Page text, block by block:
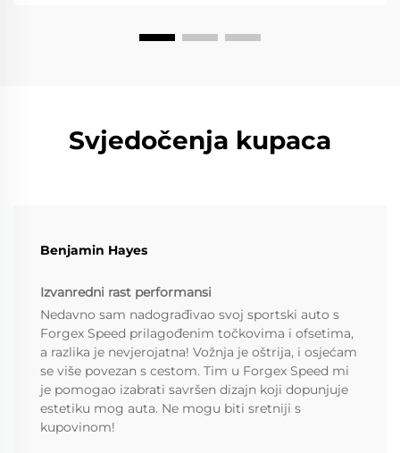
Svjedočenja kupaca
Benjamin Hayes
Izvanredni rast performansi
Nedavno sam nadograđivao svoj sportski auto s
Forgex Speed prilagođenim točkovima i ofsetima,
a razlika je nevjerojatna! Vožnja je oštrija, i osjećam
se više povezan s cestom. Tim u Forgex Speed mi
je pomogao izabrati savršen dizajn koji dopunjuje
estetiku mog auta. Ne mogu biti sretniji s
kupovinom!